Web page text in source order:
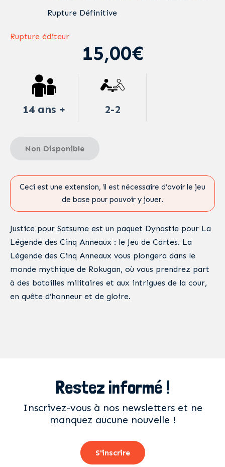
Rupture Définitive
Rupture éditeur
15,00€
14 ans + 2-2
Non Disponible
Ceci est une extension, il est nécessaire d’avoir le jeu
de base pour pouvoir y jouer.
Justice pour Satsume est un paquet Dynastie pour La
Légende des Cinq Anneaux : le Jeu de Cartes. La
Légende des Cinq Anneaux vous plongera dans le
monde mythique de Rokugan, où vous prendrez part
à des batailles militaires et aux intrigues de la cour,
en quête d’honneur et de gloire.
Restez informé !
Inscrivez-vous à nos newsletters et ne
manquez aucune nouvelle !
S'inscrire